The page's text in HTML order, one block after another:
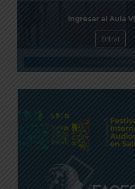
Ingresar al Aula
Entrar